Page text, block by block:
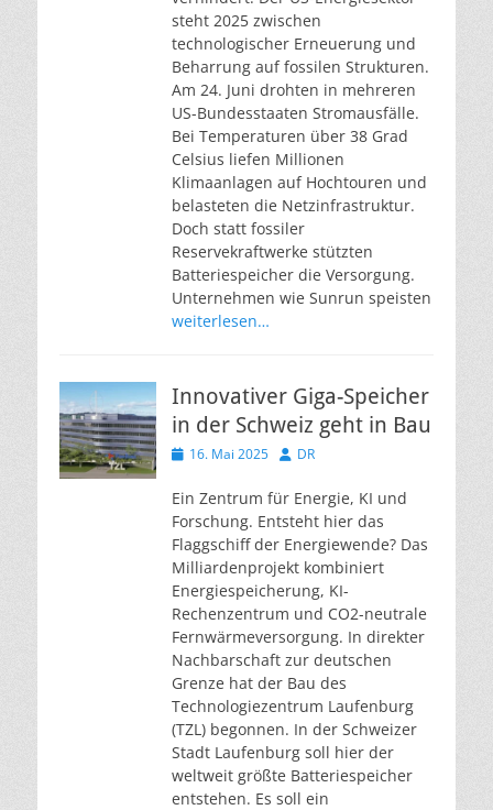
steht 2025 zwischen
technologischer Erneuerung und
Beharrung auf fossilen Strukturen.
Am 24. Juni drohten in mehreren
US-Bundesstaaten Stromausfälle.
Bei Temperaturen über 38 Grad
Celsius liefen Millionen
Klimaanlagen auf Hochtouren und
belasteten die Netzinfrastruktur.
Doch statt fossiler
Reservekraftwerke stützten
Batteriespeicher die Versorgung.
Unternehmen wie Sunrun speisten
weiterlesen…
Innovativer Giga-Speicher
in der Schweiz geht in Bau
Veröffentlicht
16. Mai 2025 Autor
DR
Ein Zentrum für Energie, KI und
Forschung. Entsteht hier das
Flaggschiff der Energiewende? Das
Milliardenprojekt kombiniert
Energiespeicherung, KI-
Rechenzentrum und CO2-neutrale
Fernwärmeversorgung. In direkter
Nachbarschaft zur deutschen
Grenze hat der Bau des
Technologiezentrum Laufenburg
(TZL) begonnen. In der Schweizer
Stadt Laufenburg soll hier der
weltweit größte Batteriespeicher
entstehen. Es soll ein